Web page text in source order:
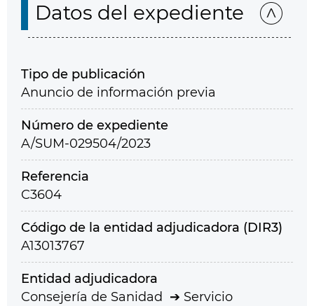
Datos del expediente
Tipo de publicación
Anuncio de información previa
Número de expediente
A/SUM-029504/2023
Referencia
C3604
Código de la entidad adjudicadora (DIR3)
A13013767
Entidad adjudicadora
Consejería de Sanidad
Servicio